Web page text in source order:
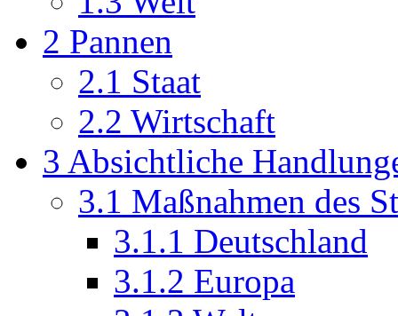
2 Pannen
2.1 Staat
2.2 Wirtschaft
3 Absichtliche
3.1 Maßnahmen des
3.1.1 Deutschland
3.1.2 Europa